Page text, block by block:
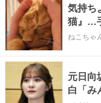
気持ち
猫』…
50万再
ねこちゃ
元日向
白「み